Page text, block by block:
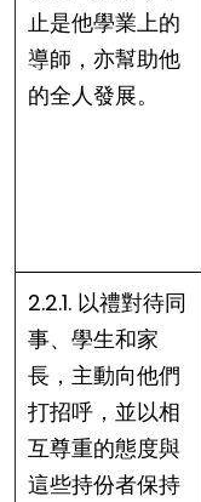
止是他學業上的
導師，亦幫助他
的全人發展。
2.2.1. 以禮對待同
事、學生和家
長，主動向他們
打招呼，並以相
互尊重的態度與
這些持份者保持